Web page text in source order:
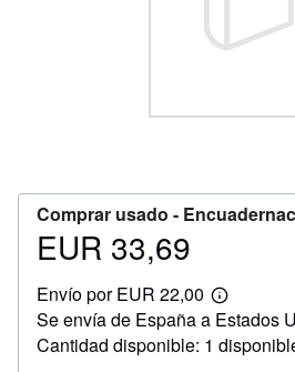
CERRAR
Comprar usado -
Precio
33,69
EUR 33,69
Envío por EUR 22,00
Más
información
sobre
las
Se envía de España a Estados
Cantidad disponible: 1